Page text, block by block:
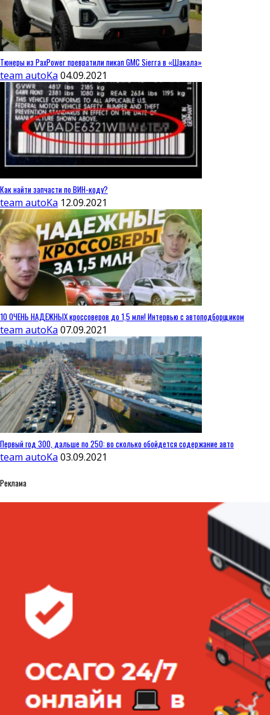
Тюнеры из PaxPower превратили пикап GMC Sierra в «Шакала»
team autoKa 04.09.2021
Как найти запчасти по ВИН-коду?
team autoKa 12.09.2021
10 ОЧЕНЬ НАДЕЖНЫХ кроссоверов до 1,5 млн! Интервью с автоподборщиком
team autoKa 07.09.2021
Первый год 300, дальше по 250: во сколько обойдется содержание авто
team autoKa 03.09.2021
Реклама